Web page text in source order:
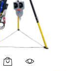
Este